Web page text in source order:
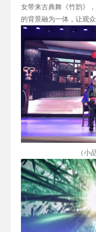
女带来古典舞《竹韵》
的背景融为一体，让观众
（小